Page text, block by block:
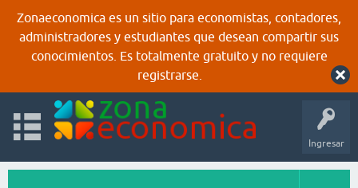
Zonaeconomica es un sitio para economistas, contadores,
administradores y estudiantes que desean compartir sus
conocimientos. Es totalmente gratuito y no requiere
registrarse.
Ingresar